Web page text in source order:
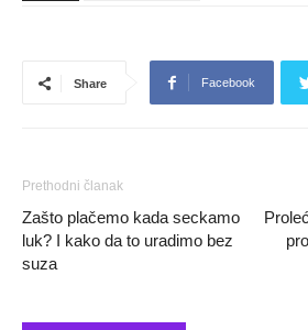
Share Facebook
Prethodni članak
Zašto plačemo kada seckamo
luk? I kako da to uradimo bez
suza